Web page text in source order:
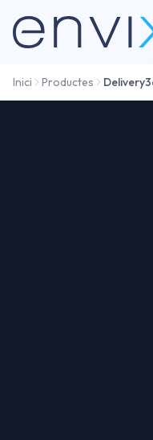
Inici Productes